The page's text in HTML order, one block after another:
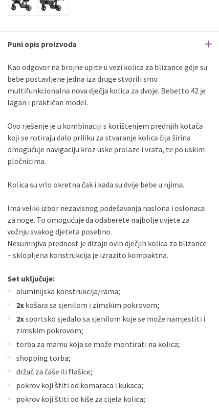
Sve banke
Master
Jednokratno
Sve banke
Puni opis proizvoda
Kao odgovor na brojne upite u vezi kolica za blizance gdje su
bebe postavljene jedna iza druge stvorili smo
multifunkcionalna nova dječja kolica za dvoje. Bebetto 42 je
lagan i praktičan model.
Ovo rješenje je u kombinaciji s korištenjem prednjih kotača
koji se rotiraju dalo priliku za stvaranje kolica čija širina
omogućuje navigaciju kroz uske prolaze i vrata, te po uskim
pločnicima.
Kolica su vrlo okretna čak i kada su dvije bebe u njima.
Ima veliki izbor nezavisnog podešavanja naslona i oslonaca
za noge. To omogućuje da odaberete najbolje uvjete za
vožnju svakog djeteta posebno.
Nesumnjiva prednost je dizajn ovih dječjih kolica za blizance
– sklopljena konstrukcija je izrazito kompaktna.
Set uključuje:
aluminijska konstrukcija/rama;
2x košara sa sjenilom i zimskim pokrovom;
2xsportsko sjedalo sa sjenilom koje se može namjestiti i
zimskim pokrovom;
torba za mamu koja se može montirati na kolica;
shopping torba;
držač za čaše ili flašice;
pokrov koji štiti od komaraca i kukaca;
pokrov koji štiti od kiše za cijela kolica;